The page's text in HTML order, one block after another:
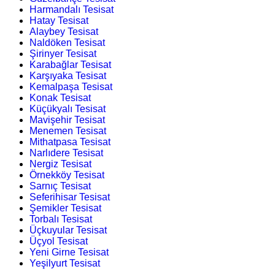
Harmandalı Tesisat
Hatay Tesisat
Alaybey Tesisat
Naldöken Tesisat
Şirinyer Tesisat
Karabağlar Tesisat
Karşıyaka Tesisat
Kemalpaşa Tesisat
Konak Tesisat
Küçükyalı Tesisat
Mavişehir Tesisat
Menemen Tesisat
Mithatpasa Tesisat
Narlıdere Tesisat
Nergiz Tesisat
Örnekköy Tesisat
Sarnıç Tesisat
Seferihisar Tesisat
Şemikler Tesisat
Torbalı Tesisat
Üçkuyular Tesisat
Üçyol Tesisat
Yeni Girne Tesisat
Yeşilyurt Tesisat